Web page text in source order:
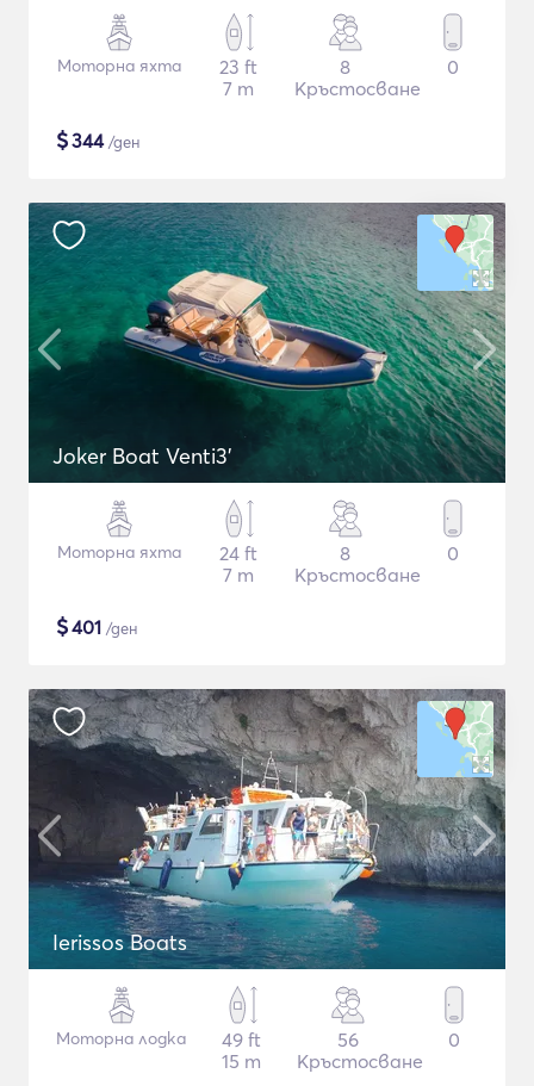
Моторна яхта
23 ft
7 m
8
Кръстосване
0
$344/ден
Joker Boat Venti3'
Моторна яхта
24 ft
7 m
8
Кръстосване
0
$401 /ден
Ierissos Boats
Моторна лодка
49 ft
15 m
56
Кръстосване
0